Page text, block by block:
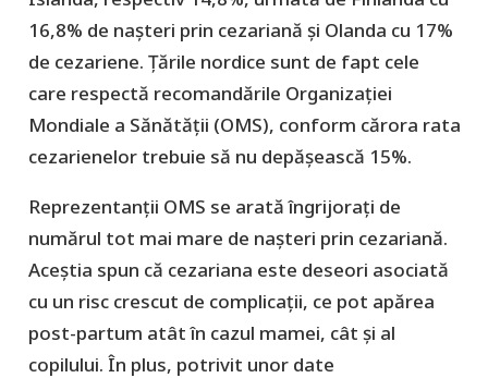
16,8% de naşteri prin cezariană şi Olanda cu 17%
de cezariene. Țările nordice sunt de fapt cele
care respectă recomandările Organizației
Mondiale a Sănătății (OMS), conform cărora rata
cezarienelor trebuie să nu depășească 15%.
Reprezentanţii OMS se arată îngrijoraţi de
numărul tot mai mare de naşteri prin cezariană.
Aceştia spun că cezariana este deseori asociată
cu un risc crescut de complicaţii, ce pot apărea
post-partum atât în cazul mamei, cât şi al
copilului. În plus, potrivit unor date